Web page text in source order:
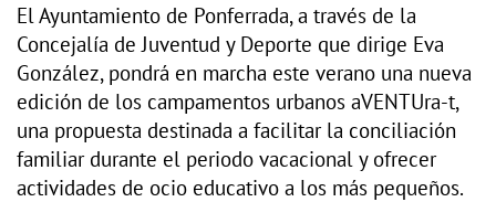
El Ayuntamiento de Ponferrada, a través de la
Concejalía de Juventud y Deporte que dirige Eva
González, pondrá en marcha este verano una nueva
edición de los campamentos urbanos aVENTUra-t,
una propuesta destinada a facilitar la conciliación
familiar durante el periodo vacacional y ofrecer
actividades de ocio educativo a los más pequeños.